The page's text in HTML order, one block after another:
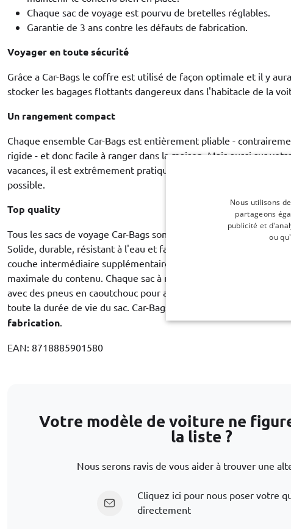
Chaque sac de voyage est pourvu de bretelles réglables.
Garantie de 3 ans contre les défauts de fabrication.
Voyager en toute sécurité
Grâce a Car-Bags le coffre est utilisé de façon optimale et il y
stocker les bagages flottants dangereux dans l'habitacle de la
Un rangement compact
Chaque ensemble Car-Bags est entièrement pliable -
rigide - et donc facile à ranger dans la maison. Mais aussi sur
vacances, il est extrêmement pratique si vos sacs vides prennent
possible.
Top quality
Tous les sacs de voyage Car-Bags sont fabriqués en tissu
Solide, durable, résistant à l'eau et facile à nettoyer. La doublure
couche intermédiaire supplémentaire de feuille de mousse
maximale du contenu. Chaque sac à roulettes est équipé de
avec des pneus en caoutchouc pour assurer un roulement
toute la durée de vie du sac. Car-Bags garantit
3 ans de
fabrication
EAN: 8718885901580
Votre modèle de voiture ne
la liste ?
Nous serons ravis de vous aider à trouver une
Cliquez ici pour nous poser votre
directement
Nous utilisons
partageons
publicité et
ou